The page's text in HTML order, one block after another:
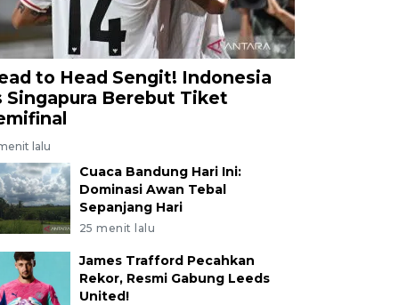
to Head Sengit! Indonesia
Singapura Berebut Tiket
lalu
Cuaca Bandung Hari Ini:
Dominasi Awan Tebal
Sepanjang Hari
25 menit lalu
James Trafford Pecahkan
Rekor, Resmi Gabung Leeds
United!